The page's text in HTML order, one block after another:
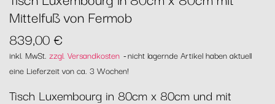
Mittelfuß von Fermob
839,00 €
inkl. MwSt. zzgl. Versandkosten nicht lagernde Artikel haben aktuell
eine Lieferzeit von ca. 3 Wochen!
Tisch Luxembourg in 80cm x 80cm und mit